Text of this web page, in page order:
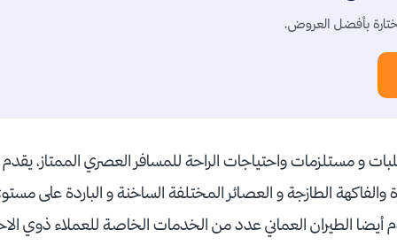
بأفضل العروض.
و مستلزمات واحتياجات الراحة للمسافر العصري الممتاز،
والفاكهة الطازجة و العصائر المختلفة الساخنة و الباردة على
أيضا الطيران العماني عدد من الخدمات الخاصة للعملاء ذوي